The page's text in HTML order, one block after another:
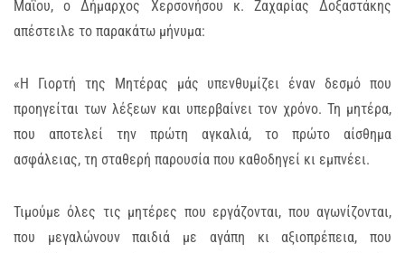
Μαΐου, ο Δήμαρχος Χερσονήσου κ. Ζαχαρίας Δοξαστάκης
απέστειλε το παρακάτω μήνυμα:
«Η Γιορτή της Μητέρας μάς υπενθυμίζει έναν δεσμό που
προηγείται των λέξεων και υπερβαίνει τον χρόνο. Τη μητέρα,
που αποτελεί την πρώτη αγκαλιά, το πρώτο αίσθημα
ασφάλειας, τη σταθερή παρουσία που καθοδηγεί κι εμπνέει.
Τιμούμε όλες τις μητέρες που εργάζονται, που αγωνίζονται,
που μεγαλώνουν παιδιά με αγάπη κι αξιοπρέπεια, που